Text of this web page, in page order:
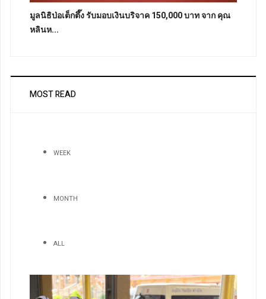
มูลนิธิป่อเต็กตึ๊ง รับมอบเงินบริจาค 150,000 บาท จาก คุณ
หลินห...
MOST READ
WEEK
MONTH
ALL